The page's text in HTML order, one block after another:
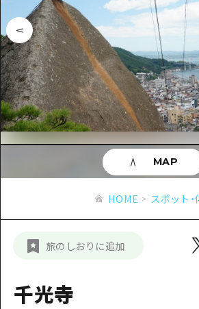
おすすめ
アート
イベント・祭り
グルメ・酒
サイクリング
ショッピング
スポーツ
ナイトライフ
モデルコース一覧
Dive! Hiroshima
広島もしもトラベル
あたらしい非日常
広島市周辺
安芸
備北
芸北
スポット・体験
スポット・体験一覧
広島市周辺
安芸
備後
備北
芸北
山口県東部
イベント
旬情報
お役立ち情報
お役立ち情報一覧
アクセス
新着情報
HOME スポット
旅のしおりに追加
千光寺
MAP